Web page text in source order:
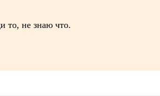
то, не знаю что.